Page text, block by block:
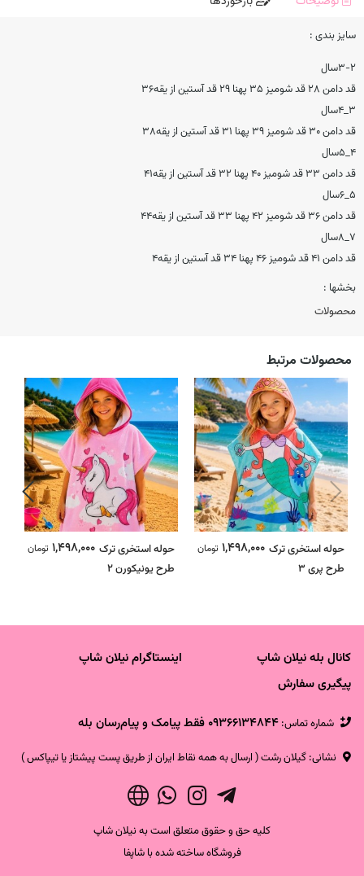
سایز بندی :
٢-٣سال
قد دامن ۲۸ قد شوميز ۳۵ پهنا ۲۹ قد آستين از يقه٣٦
۳_۴سال
قد دامن ۳۰ قد شوميز ۳۹ پهنا ٣١ قد آستين از يقه۳۸
۴_۵سال
قد دامن ۳۳ قد شوميز ۴۰ پهنا ۳۲ قد آستين از يقه۴۱
۵_۶سال
قد دامن ۳۶ قد شوميز ۴۲ پهنا ۳۳ قد آستين از يقه۴۴
۷_۸سال
قد دامن ۴۱ قد شوميز ۴۶ پهنا ۳۴ قد آستين از يقه۴
بخشها :
محصولات
محصولات مرتبط
حوله استخری ترک
طرح پری 3
1,498,000 تومان
حوله استخری ترک
طرح یونیکورن 2
1,498,000 تومان
کانال بله نیلان شاپ
اینستاگرام نیلان شاپ
پیگیری سفارش
شماره تماس‌: 09366134844 فقط پیامک و پیام‌رسان بله
نشانی: گیلان رشت ( ارسال به همه نقاط ایران از طریق پست پیشتاز یا تیپاکس )
کلیه حق و حقوق متعلق است به نیلان شاپ
فروشگاه ساخته شده با شاپفا